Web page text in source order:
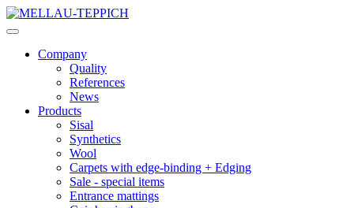
Company
Quality
References
News
Products
Sisal
Synthetics
Wool
Carpets with edge-binding + Edging
Sale - special items
Entrance mattings